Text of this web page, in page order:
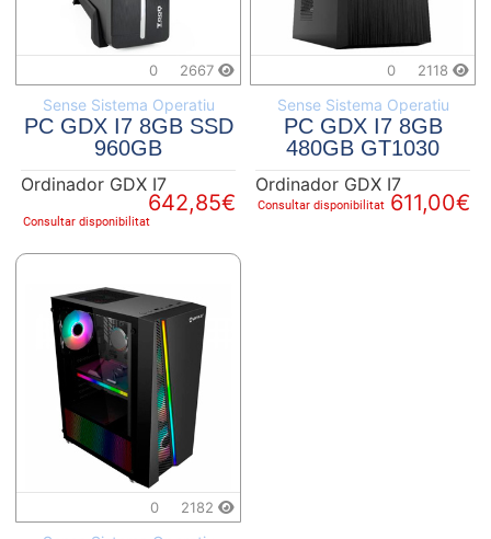
0 2667
Sense Sistema Operatiu
PC GDX I7 8GB SSD
960GB
Ordinador GDX I7
642,85€
Consultar disponibilitat
0 2118
Sense Sistema Operatiu
PC GDX I7 8GB
480GB GT1030
Ordinador GDX I7
611,00€
Consultar disponibilitat
0 2182